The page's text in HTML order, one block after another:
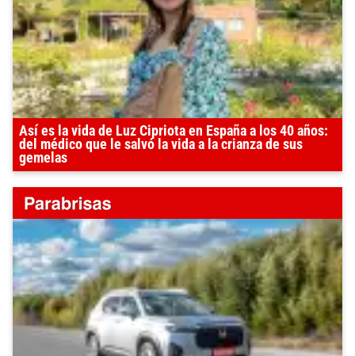
Así es la vida de Luz Cipriota en España a los 40 años:
del médico que le salvó la vida a la crianza de sus
gemelas